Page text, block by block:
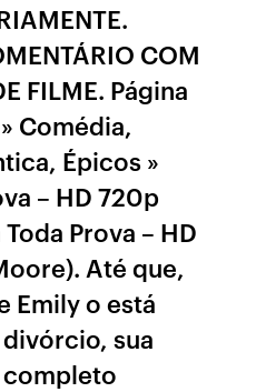
COM
FILME. Página
Comédia,
Épicos »
– HD 720p
Prova – HD
Até que,
Emily o está
sua